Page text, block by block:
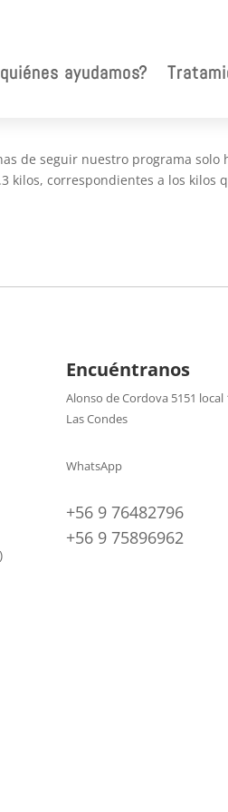
ayudamos?
para que mi
de seguir nuestro programa solo
kilos, correspondientes a los kilos
Encuéntranos
Alonso de Cordova 5151 local
Las Condes
WhatsApp
+56 9 76482796
+56 9 75896962